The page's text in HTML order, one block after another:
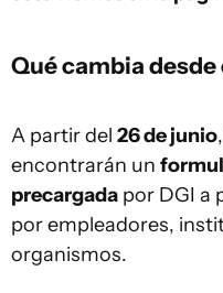
Qué cambia
A partir del 26 de junio
encontrarán un
precargada por DGI a
por empleadores,
organismos.